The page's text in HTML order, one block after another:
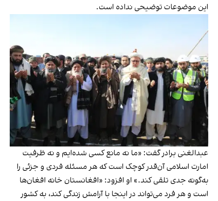
این موضوعات توضیحی نداده است.
عبدالغنی برادر گفت: «ما نه مانع کسی شده‌ایم و نه ظرفیت
امارت اسلامی آن‌قدر کوچک است که هر مسئله فردی و جزئی را
به‌گونه جدی تلقی کند.» او افزود: «افغانستان خانه افغان‌ها
است و هر فرد می‌تواند در اینجا با آرامش زندگی کند، به کشور